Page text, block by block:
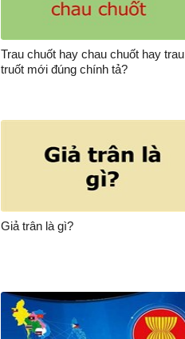
Trau chuốt hay chau chuốt hay trau
truốt mới đúng chính tả?
Giả trân là gì?